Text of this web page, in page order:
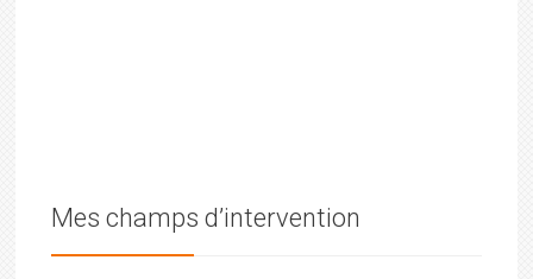
Mes champs d’intervention